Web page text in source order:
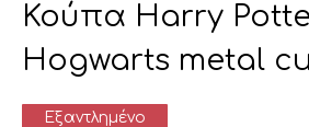
Κούπα Harry
Hogwarts metal
Εξαντλημένο